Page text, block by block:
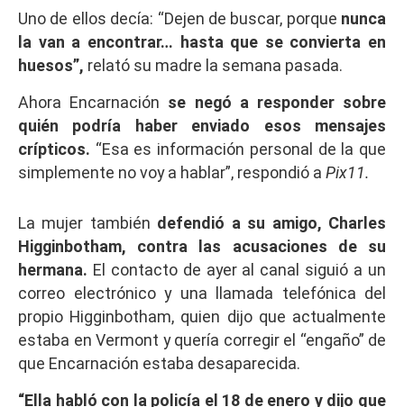
Uno de ellos decía: “Dejen de buscar, porque nunca
la van a encontrar… hasta que se convierta en
huesos”, relató su madre la semana pasada.
Ahora Encarnación se negó a responder sobre
quién podría haber enviado esos mensajes
crípticos. “Esa es información personal de la que
simplemente no voy a hablar”, respondió a Pix11.
La mujer también defendió a su amigo, Charles
Higginbotham, contra las acusaciones de su
hermana. El contacto de ayer al canal siguió a un
correo electrónico y una llamada telefónica del
propio Higginbotham, quien dijo que actualmente
estaba en Vermont y quería corregir el “engaño” de
que Encarnación estaba desaparecida.
“Ella habló con la policía el 18 de enero y dijo que